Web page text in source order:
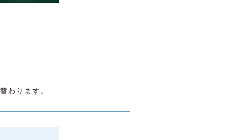
わります。